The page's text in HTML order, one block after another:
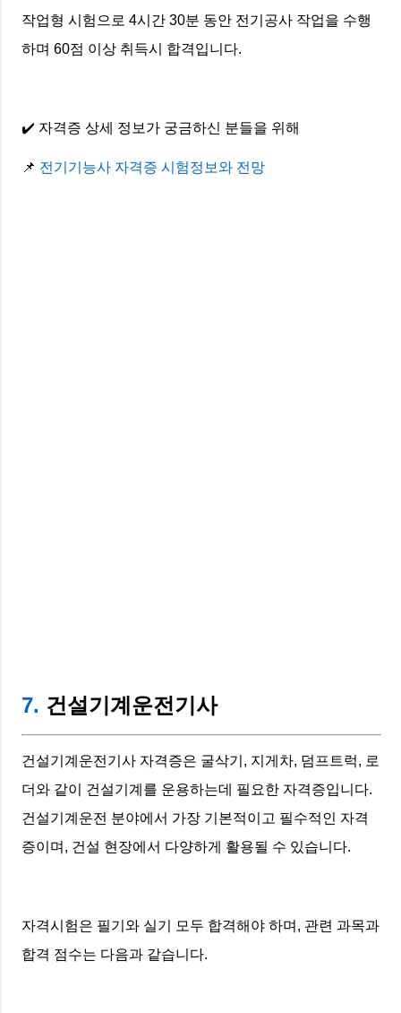
작업형 시험으로 4시간 30분 동안 전기공사 작업을 수행
하며 60점 이상 취득시 합격입니다.
✔️ 자격증 상세 정보가 궁금하신 분들을 위해
📌 전기기능사 자격증 시험정보와 전망
7. 건설기계운전기사
건설기계운전기사 자격증은 굴삭기, 지게차, 덤프트럭, 로
더와 같이 건설기계를 운용하는데 필요한 자격증입니다.
건설기계운전 분야에서 가장 기본적이고 필수적인 자격
증이며, 건설 현장에서 다양하게 활용될 수 있습니다.
자격시험은 필기와 실기 모두 합격해야 하며, 관련 과목과
합격 점수는 다음과 같습니다.